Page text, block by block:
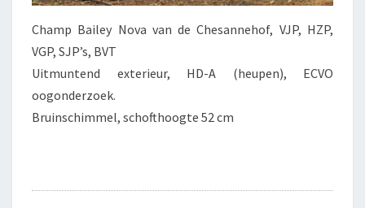
Champ Bailey Nova van de Chesannehof, VJP, HZP,
VGP, SJP’s, BVT
Uitmuntend exterieur, HD-A (heupen), ECVO
oogonderzoek.
Bruinschimmel, schofthoogte 52 cm